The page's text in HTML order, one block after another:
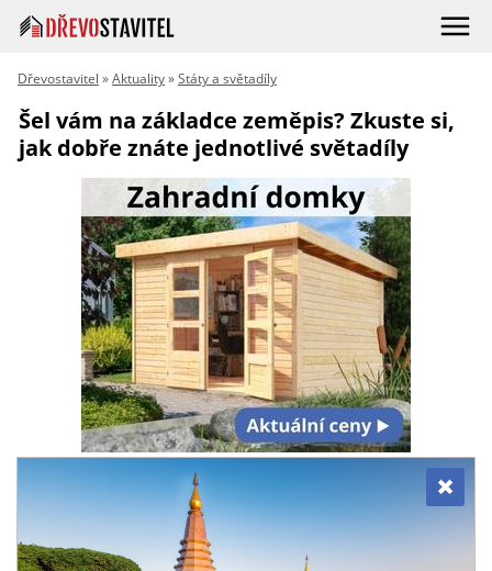
Dřevostavitel »Aktuality»Státy a světadíly
Šel vám na základce zeměpis? Zkuste si,
jak dobře znáte jednotlivé světadíly